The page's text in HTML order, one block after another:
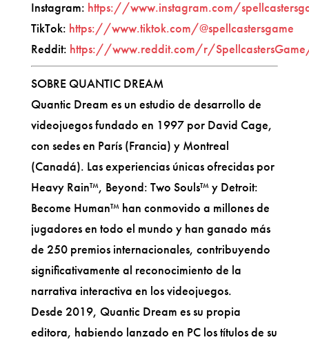
Instagram: https://www.instagram.com/
TikTok: https://www.tiktok.com/@spellcastersgame
Reddit: https://www.reddit.com/r/
SOBRE QUANTIC DREAM
Quantic Dream es un estudio de desarrollo de
videojuegos fundado en 1997 por David Cage,
con sedes en París (Francia) y Montreal
(Canadá). Las experiencias únicas ofrecidas por
Heavy Rain™, Beyond: Two Souls™ y Detroit:
Become Human™ han conmovido a millones de
jugadores en todo el mundo y han ganado más
de 250 premios internacionales, contribuyendo
significativamente al reconocimiento de la
narrativa interactiva en los videojuegos.
Desde 2019, Quantic Dream es su propia
editora, habiendo lanzado en PC los títulos de su